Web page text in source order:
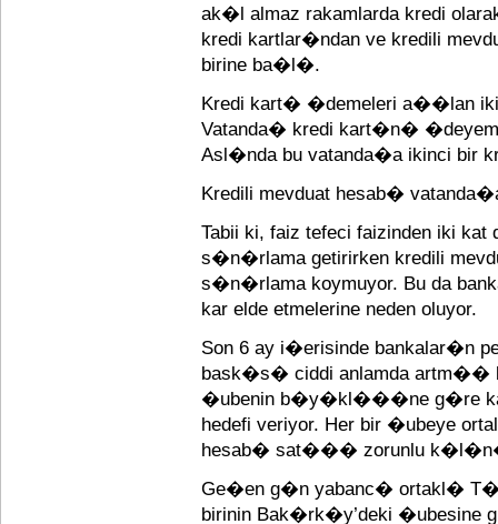
ak�l almaz rakamlarda kredi
kredi kartlar�ndan ve kredili
birine ba�l�.
Kredi kart� �demeleri a��lan
Vatanda� kredi kart�n�
Asl�nda bu vatanda�a ikinci bir
Kredili mevduat hesab�
Tabii ki, faiz tefeci faizinden iki kat
s�n�rlama getirirken kredili
s�n�rlama koymuyor. Bu da
kar elde etmelerine neden oluyor.
Son 6 ay i�erisinde bankalar�n
bask�s� ciddi anlamda artm��
�ubenin b�y�kl���ne g�re
hedefi veriyor. Her bir �ubeye
hesab� sat��� zorunlu
Ge�en g�n yabanc� ortakl�
birinin Bak�rk�y’deki �ubesine